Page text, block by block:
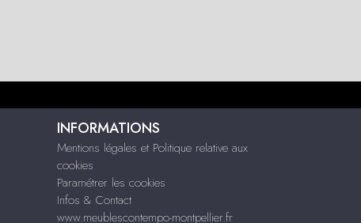
INFORMATIONS
Mentions légales et Politique relative aux
cookies
Paramétrer les cookies
Infos & Contact
www.meublescontempo-montpellier.fr